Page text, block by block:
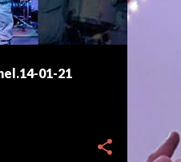
01-21